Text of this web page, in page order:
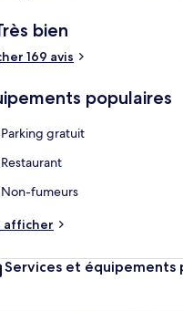
10bien
169 avis
populaires
Parking gratuit
Restaurant
Non-fumeurs
afficher
Services et équipements